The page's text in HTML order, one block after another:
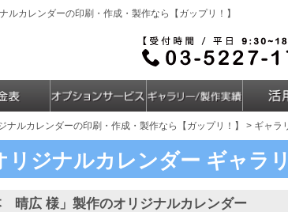
カレンダーの印刷・作成・製作なら【ガップリ！】
ナルカレンダーの印刷・作成・製作なら【ガップリ！】 > ギャラ
リジナルカレンダー ギャラ
晴広 様」製作のオリジナルカレンダー